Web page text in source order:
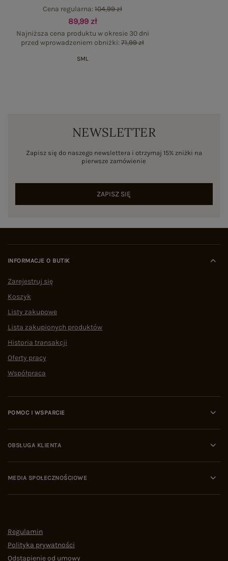
89,99 zł
Najniższa cena produktu w okresie 30 dni
przed wprowadzeniem obniżki:71,99 zł
Cena regularna:104,99 zł
SML
NEWSLETTER
Zapisz się do naszego newslettera i otrzymaj 15% zniżki na
pierwsze zamówienie
ZAPISZ SIĘ
INFORMACJE O BUTIK
Zarejestruj się
Koszyk
Listy zakupowe
Lista zakupionych produktów
Historia transakcji
Oferty pracy
Współpraca
POMOC I WSPARCIE
OBSŁUGA KLIENTA
MEDIA SPOŁECZNOŚCIOWE
Regulamin
Polityka prywatności
Odstąpienie od umowy